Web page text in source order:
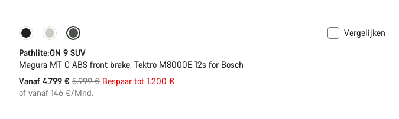
-20%
Vergelijken
Pathlite:ON 9 SUV
Magura MT C ABS front brake, Tektro M8000E 12s for Bosch
Vanaf 4.799 € Originele
Prijs
5.999 € Bespaar tot 1.200 €
of vanaf 146 €/Mnd.